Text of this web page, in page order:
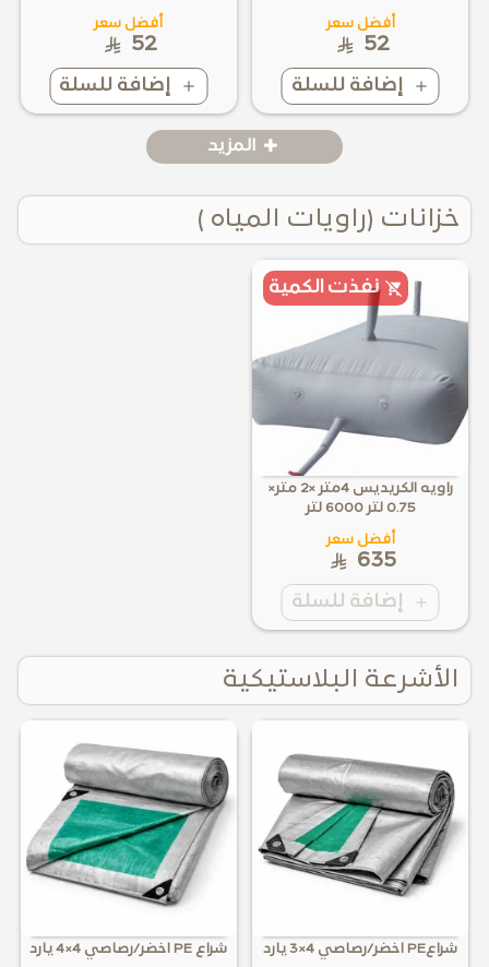
إضافة للسلة
أفضل سعر
52
إضافة للسلة
أفضل سعر
52
المزيد
خزانات (راويات المياه )
إضافة للسلة
نفذت الكمية
راويه الكريديس 4متر ×2 متر×
0.75 لتر 6000 لتر
أفضل سعر
635
الأشرعة البلاستيكية
شراعPE اخضر/رصاصي 4×3 يارد شراع PE اخضر/رصاصي 4×4 يارد